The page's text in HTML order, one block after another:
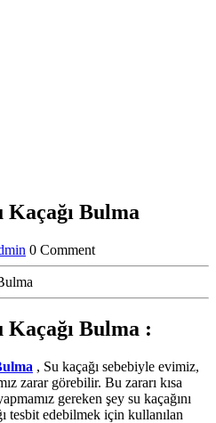
Bulma
0 Comment
Bulma :
, Su kaçağı sebebiyle evimiz,
zarar görebilir. Bu zararı kısa
gereken şey su kaçağını
tesbit edebilmek için kullanılan